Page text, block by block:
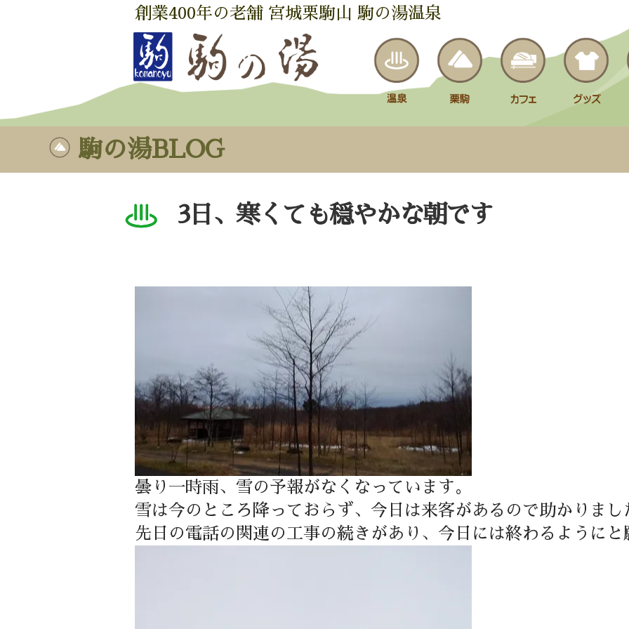
創業400年の老舗 宮城栗駒山 駒の湯温泉
駒の湯BLOG
3日、寒くても穏やかな朝です
曇り一時雨、雪の予報がなくなっています。
雪は今のところ降っておらず、今日は来客があるので助かりまし
先日の電話の関連の工事の続きがあり、今日には終わるようにと